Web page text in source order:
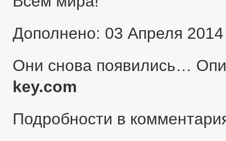
Дополнено: 03 Апреля 2014
Они снова появились…
key.com
Подробности в